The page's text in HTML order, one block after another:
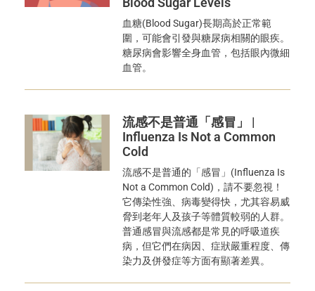
血糖(Blood Sugar)長期高於正常範
圍，可能會引發與糖尿病相關的眼疾。
糖尿病會影響全身血管，包括眼內微細
血管。
流感不是普通「感冒」 |
Influenza Is Not a Common
Cold
流感不是普通的「感冒」(Influenza Is
Not a Common Cold)，請不要忽視！
它傳染性強、病毒變得快，尤其容易威
脅到老年人及孩子等體質較弱的人群。
普通感冒與流感都是常見的呼吸道疾
病，但它們在病因、症狀嚴重程度、傳
染力及併發症等方面有顯著差異。